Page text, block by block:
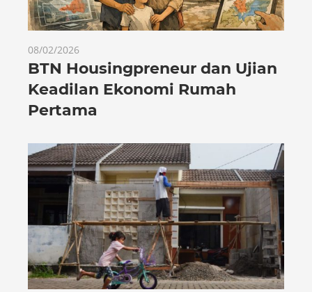
08/02/2026
BTN Housingpreneur dan Ujian
Keadilan Ekonomi Rumah
Pertama